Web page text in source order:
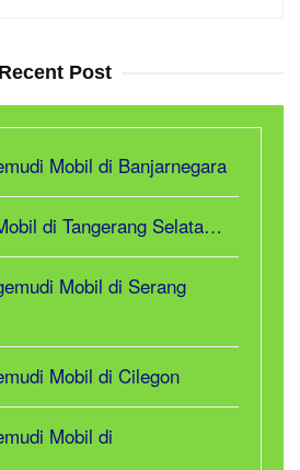
Recent Post
Mobil di Banjarnegara
di Tangerang Selata…
Mobil di Serang
Mobil di Cilegon
Mobil di